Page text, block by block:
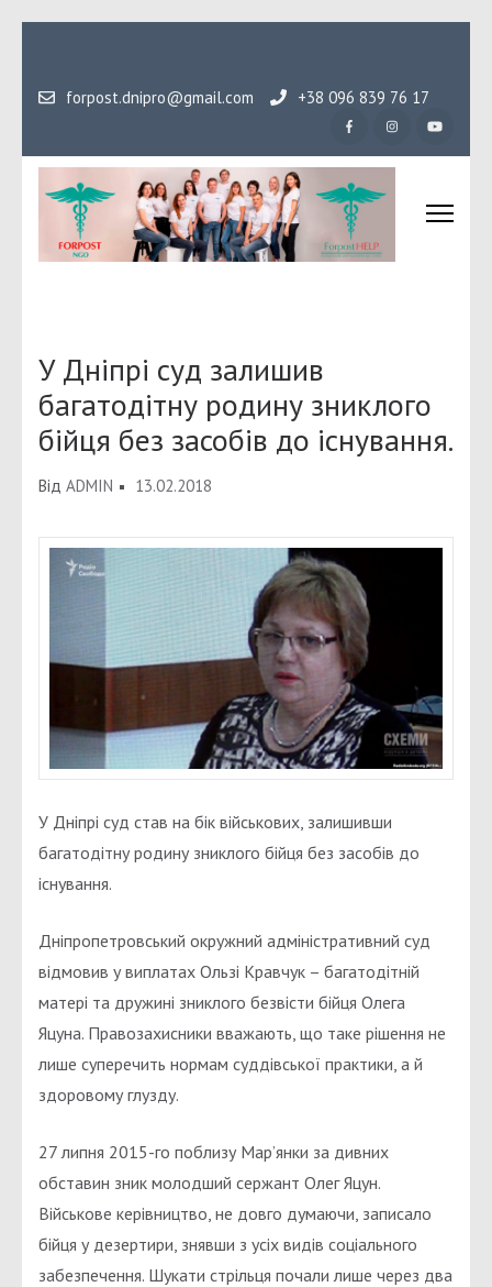
вмісту
Enter)
forpost.dnipro@gmail.com +38 096 839 76 17
У Дніпрі суд залишив
багатодітну родину зниклого
бійця без засобів до існування.
Від ADMIN 13.02.2018
У Дніпрі суд став на бік військових, залишивши
багатодітну родину зниклого бійця без засобів до
існування.
Дніпропетровський окружний адміністративний суд
відмовив у виплатах Ользі Кравчук – багатодітній
матері та дружині зниклого безвісти бійця Олега
Яцуна. Правозахисники вважають, що таке рішення не
лише суперечить нормам суддівської практики, а й
здоровому глузду.
27 липня 2015-го поблизу Мар’янки за дивних
обставин зник молодший сержант Олег Яцун.
Військове керівництво, не довго думаючи, записало
бійця у дезертири, знявши з усіх видів соціального
забезпечення. Шукати стрільця почали лише через два